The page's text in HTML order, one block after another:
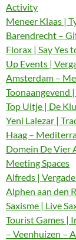
Activity
Meneer Klaas |
Barendrecht –
Florax | Say Yes
Up Events |
Amsterdam –
Toonaangevend
Top Uitje | De
Yeni Lalezar |
Haag –
Domein De Vier
Meeting Spaces
Alfreds |
Alphen aan den
Saxisme | Live
Tourist Games |
– Veenhuizen –